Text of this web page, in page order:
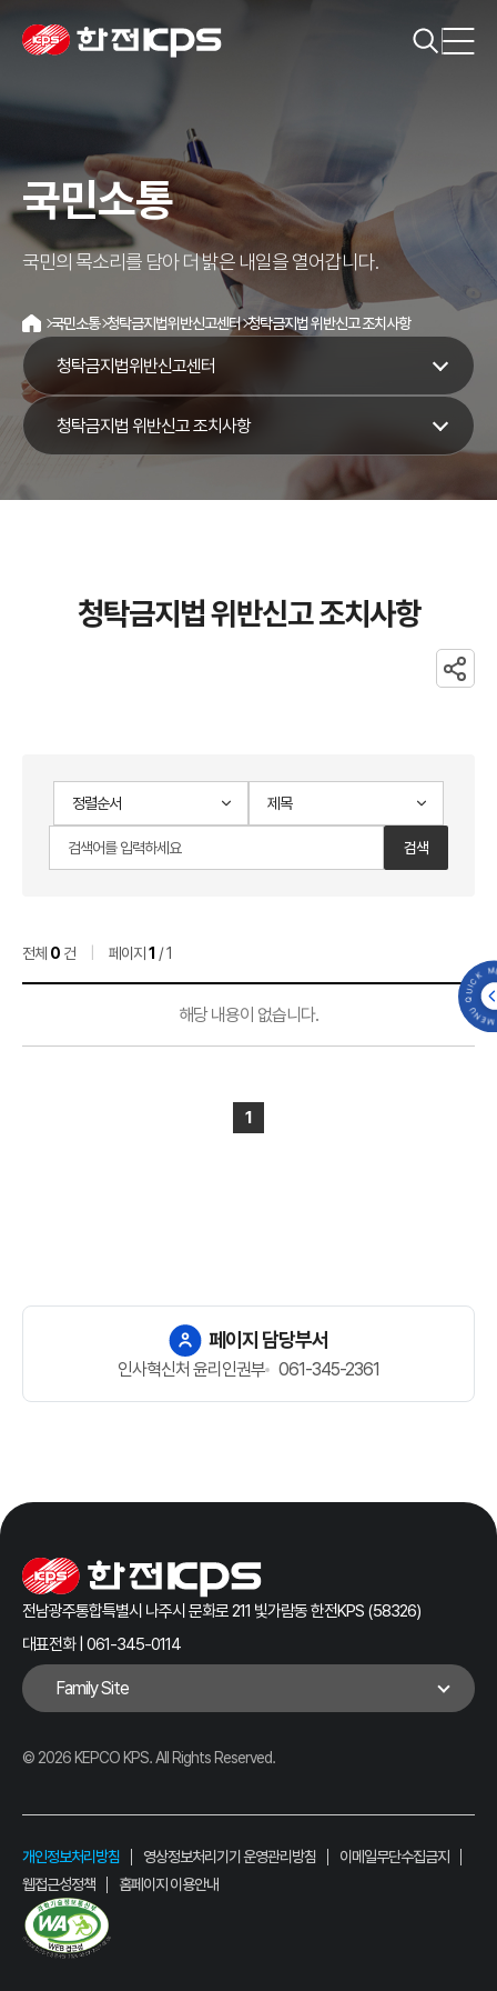
QUICK
국민소통
국민의 목소리를 담아 더 밝은 내일을 열어갑니다.
홈 국민소통 청탁금지법위반신고센터 청탁금지법 위반신고 조치사항
청탁금지법위반신고센터
청탁금지법 위반신고 조치사항
청탁금지법 위반신고 조치사항
공유
청탁금지법
위반신고
조치사항
게시물
검색
검색순서
검색
검색어
검색
전체 0 건 페이지 1 / 1
조치사항
항목으로
번호 제목
해당 내용이 없습니다.
1
페이지 담당부서
인사혁신처 윤리인권부 061-345-2361
전남광주통합특별시 나주시 문화로 211 빛가람동 한전KPS (58326)
대표전화 | 061-345-0114
Family Site
© 2026 KEPCO KPS. All Rights Reserved.
개인정보처리방침 영상정보처리기기 운영관리방침
이메일무단수집금지
웹접근성정책
홈페이지 이용안내